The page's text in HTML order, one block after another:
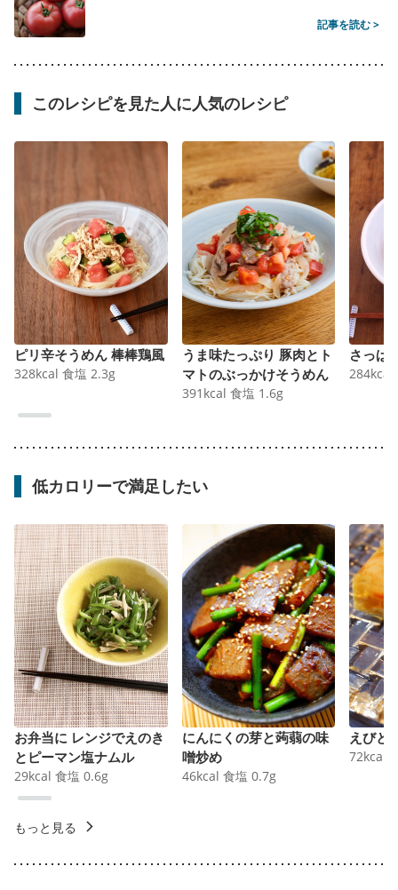
記事を読む >
このレシピを見た人に人気のレシピ
ピリ辛そうめん 棒棒鶏風
328kcal 食塩 2.3g
うま味たっぷり 豚肉とト
マトのぶっかけそうめん
391 kcal 食塩 1.6g
さっぱ
284kcal
低カロリーで満足したい
お弁当に レンジでえのき
とピーマン塩ナムル
29kcal 食塩 0.6g
にんにくの芽と蒟蒻の味
噌炒め
46kcal 食塩 0.7g
えびと
72kcal
もっと見る